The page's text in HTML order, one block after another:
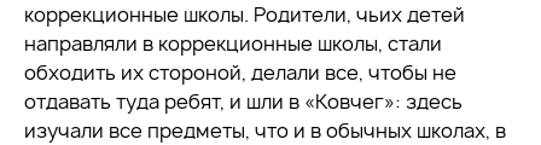
коррекционные школы. Родители, чьих детей
направляли в коррекционные школы, стали
обходить их стороной, делали все, чтобы не
отдавать туда ребят, и шли в «Ковчег»: здесь
изучали все предметы, что и в обычных школах, в